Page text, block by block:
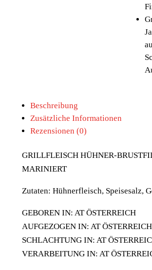
Beschreibung
Zusätzliche Informationen
Rezensionen (0)
GRILLFLEISCH HÜHNER-
MARINIERT
Zutaten: Hühnerfleisch, Speisesalz,
GEBOREN IN: AT ÖSTERREICH
AUFGEZOGEN IN: AT ÖSTERREICH
SCHLACHTUNG IN: AT
VERARBEITUNG IN: AT